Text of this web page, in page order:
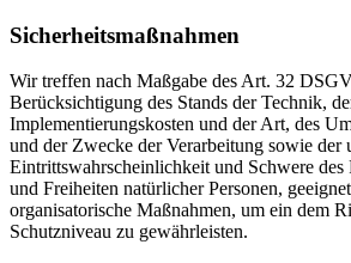
Sicherheitsmaßnahmen
Wir treffen nach Maßgabe des Art. 32
Berücksichtigung des Stands der Technik,
Implementierungskosten und der Art, des
und der Zwecke der Verarbeitung sowie der
Eintrittswahrscheinlichkeit und Schwere
und Freiheiten natürlicher Personen,
organisatorische Maßnahmen, um ein dem
Schutzniveau zu gewährleisten.